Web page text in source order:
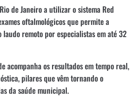
de Janeiro a utilizar o sistema Red
oftalmológicos que permite a
remoto por especialistas em até 32
acompanha os resultados em tempo real,
pilares que vêm tornando o
da saúde municipal.